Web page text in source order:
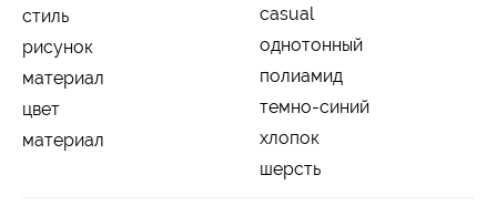
стиль
casual
рисунок
однотонный
материал
полиамид
цвет
темно-синий
материал
хлопок
шерсть